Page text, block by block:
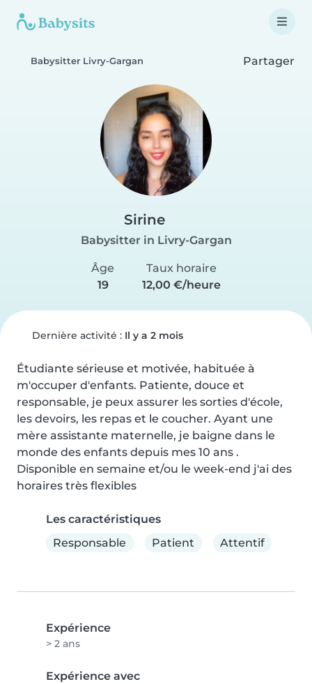
Babysitter Livry-Gargan Partager
Sirine
Babysitter in Livry-Gargan
Âge
19
Taux horaire
12,00 €/heure
Dernière activité : Il y a 2 mois
Étudiante sérieuse et motivée, habituée à
m'occuper d'enfants. Patiente, douce et
responsable, je peux assurer les sorties d'école,
les devoirs, les repas et le coucher. Ayant une
mère assistante maternelle, je baigne dans le
monde des enfants depuis mes 10 ans .
Disponible en semaine et/ou le week-end j'ai des
horaires très flexibles
Les caractéristiques
Responsable
Patient Attentif
Expérience
> 2 ans
Expérience avec